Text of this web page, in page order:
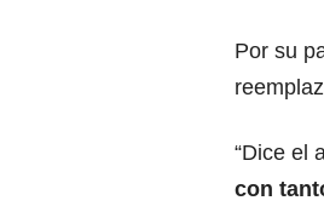
Por su
“Dice el
con